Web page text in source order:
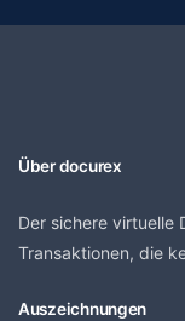
Über docurex
Der sichere virtuelle
Transaktionen, die
Auszeichnungen